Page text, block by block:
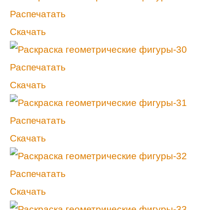
Распечатать
Скачать
Распечатать
Скачать
Распечатать
Скачать
Распечатать
Скачать